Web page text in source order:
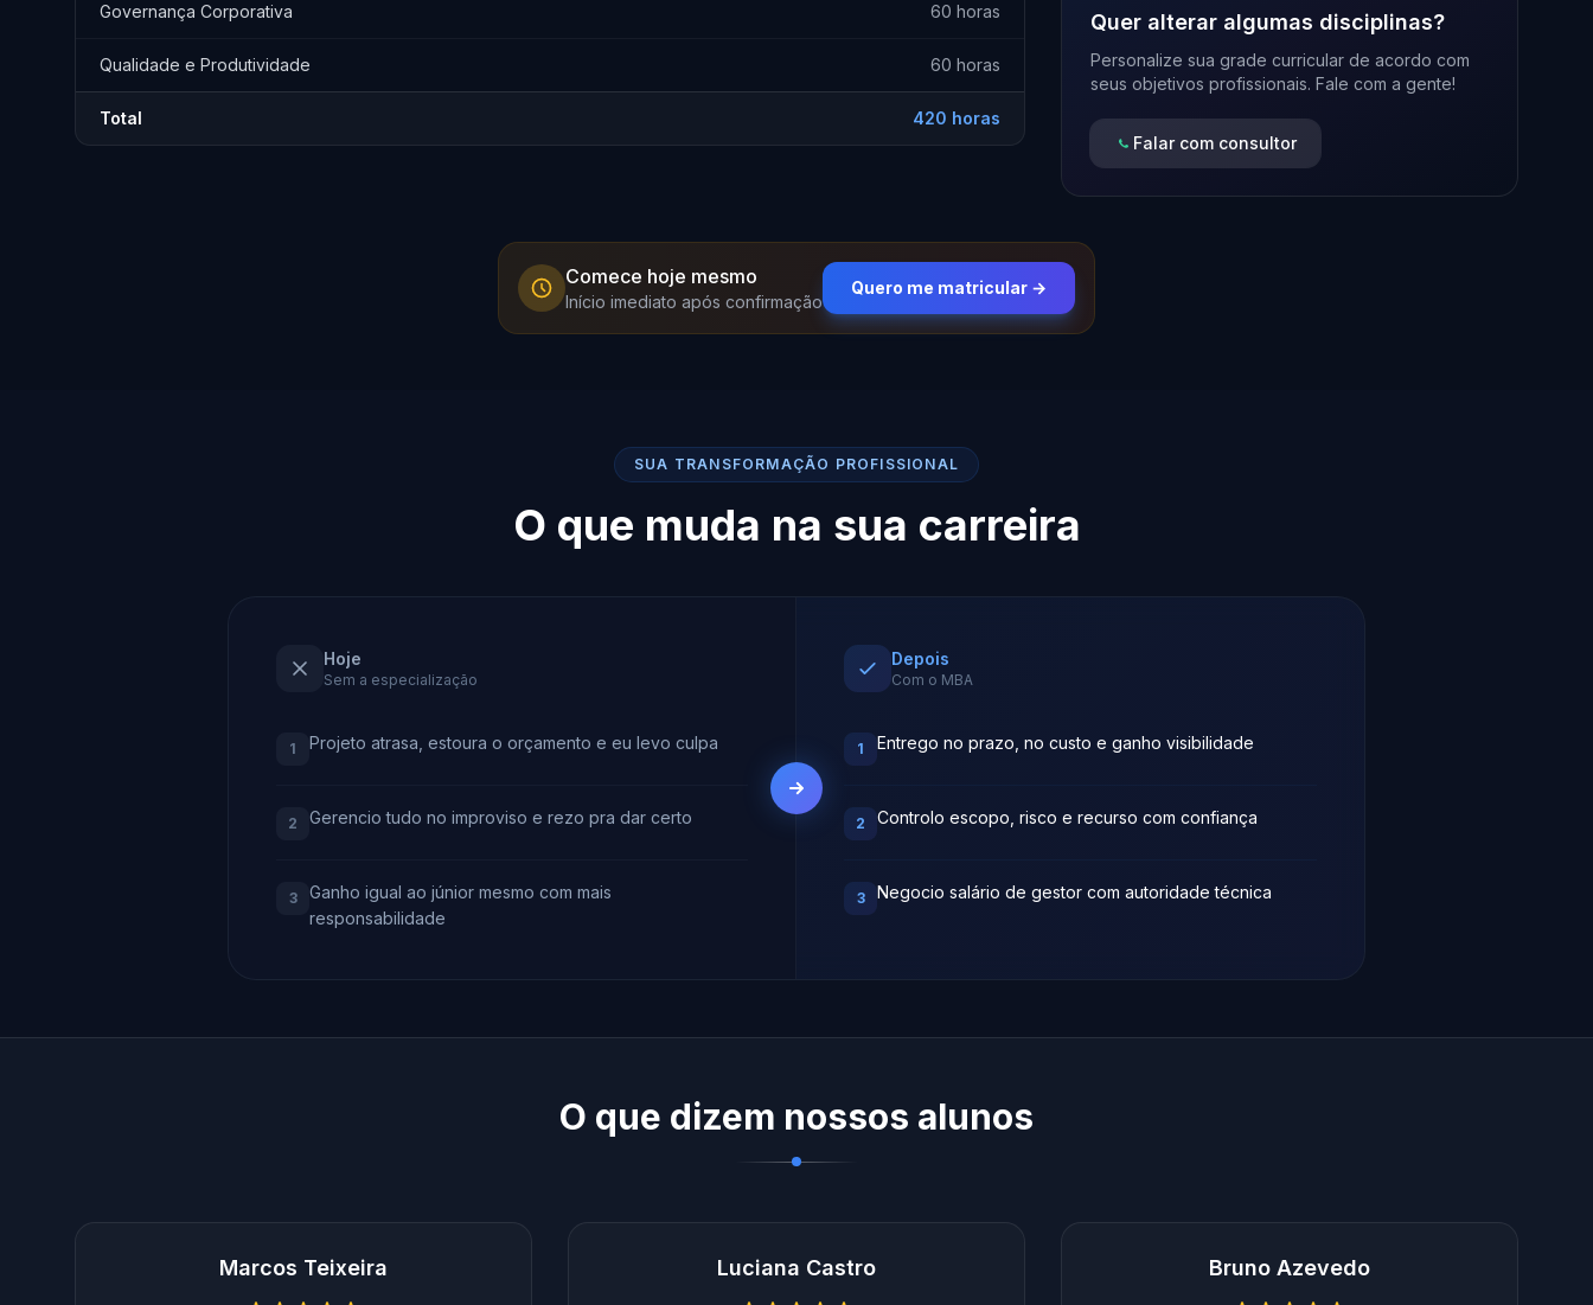
Governança Corporativa 60 horas
Qualidade e Produtividade 60 horas
Total 420 horas
Quer alterar algumas disciplinas?
Personalize sua grade curricular de acordo com
seus objetivos profissionais. Fale com a gente!
Falar com consultor
Comece hoje mesmo
Início imediato após confirmação
Quero me matricular →
SUA TRANSFORMAÇÃO PROFISSIONAL
O que muda na sua carreira
Hoje
Sem a especialização
1 Projeto atrasa, estoura o orçamento e eu levo culpa
2 Gerencio tudo no improviso e rezo pra dar certo
3
Ganho igual ao júnior mesmo com mais
responsabilidade
Depois
Com o MBA
1 Entrego no prazo, no custo e ganho visibilidade
2 Controlo escopo, risco e recurso com confiança
3 Negocio salário de gestor com autoridade técnica
O que dizem nossos alunos
Marcos Teixeira Luciana Castro Bruno Azevedo